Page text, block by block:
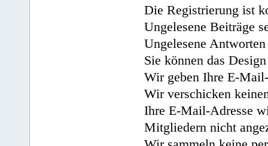
Die Registrierung ist
Ungelesene Beiträge
Ungelesene
Sie können das
Wir geben Ihre E-
Wir verschicken
Ihre E-Mail-Adresse
Mitgliedern nicht